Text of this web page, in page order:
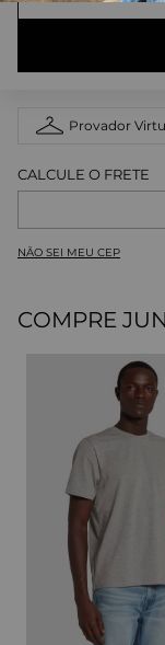
Provador
NÃO SEI MEU CEP
COMPRE